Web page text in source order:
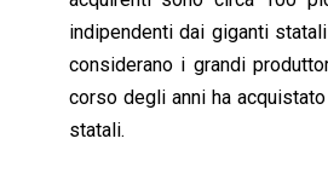
indipendenti dai giganti
considerano i grandi
corso degli anni ha
statali.